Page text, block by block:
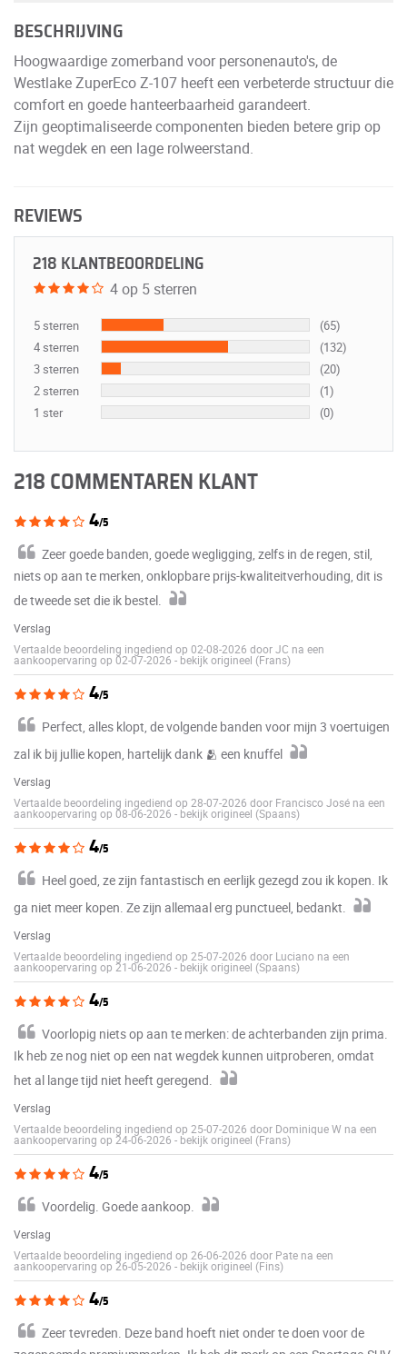
BESCHRIJVING
Hoogwaardige zomerband voor personenauto's, de
Westlake ZuperEco Z-107 heeft een verbeterde structuur die
comfort en goede hanteerbaarheid garandeert.
Zijn geoptimaliseerde componenten bieden betere grip op
nat wegdek en een lage rolweerstand.
REVIEWS
218 KLANTBEOORDELING
4 op 5 sterren
5 sterren
(65)
4 sterren
(132)
3 sterren
(20)
2 sterren
(1)
1 ster
(0)
218 COMMENTAREN KLANT
4/5
Zeer goede banden, goede wegligging, zelfs in de regen, stil,
niets op aan te merken, onklopbare prijs-kwaliteitverhouding, dit is
de tweede set die ik bestel.
Verslag
Vertaalde beoordeling ingediend op 02-08-2026 door JC na een
aankoopervaring op 02-07-2026 - bekijk origineel (Frans)
4/5
Perfect, alles klopt, de volgende banden voor mijn 3 voertuigen
zal ik bij jullie kopen, hartelijk dank 🫂 een knuffel
Verslag
Vertaalde beoordeling ingediend op 28-07-2026 door Francisco José na een
aankoopervaring op 08-06-2026 - bekijk origineel (Spaans)
4/5
Heel goed, ze zijn fantastisch en eerlijk gezegd zou ik kopen. Ik
ga niet meer kopen. Ze zijn allemaal erg punctueel, bedankt.
Verslag
Vertaalde beoordeling ingediend op 25-07-2026 door Luciano na een
aankoopervaring op 21-06-2026 - bekijk origineel (Spaans)
4/5
Voorlopig niets op aan te merken: de achterbanden zijn prima.
Ik heb ze nog niet op een nat wegdek kunnen uitproberen, omdat
het al lange tijd niet heeft geregend.
Verslag
Vertaalde beoordeling ingediend op 25-07-2026 door Dominique W na een
aankoopervaring op 24-06-2026 - bekijk origineel (Frans)
4/5
Voordelig. Goede aankoop.
Verslag
Vertaalde beoordeling ingediend op 26-06-2026 door Pate na een
aankoopervaring op 26-05-2026 - bekijk origineel (Fins)
4/5
Zeer tevreden. Deze band hoeft niet onder te doen voor de